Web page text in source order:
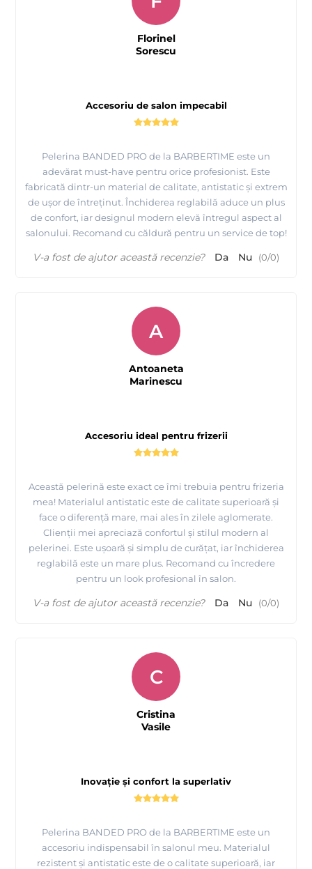
Accesoriu de salon impecabil
Pelerina BANDED PRO de la BARBERTIME este un
adevărat must-have pentru orice profesionist. Este
fabricată dintr-un material de calitate, antistatic și extrem
de ușor de întreținut. Închiderea reglabilă aduce un plus
de confort, iar designul modern elevă întregul aspect al
salonului. Recomand cu căldură pentru un service de top!
Florinel
Sorescu
V-a fost de ajutor această recenzie? Da Nu (0/0)
Accesoriu ideal pentru frizerii
Această pelerină este exact ce îmi trebuia pentru frizeria
mea! Materialul antistatic este de calitate superioară și
face o diferență mare, mai ales în zilele aglomerate.
Clienții mei apreciază confortul și stilul modern al
pelerinei. Este ușoară și simplu de curățat, iar închiderea
reglabilă este un mare plus. Recomand cu încredere
pentru un look profesional în salon.
A
Antoaneta
Marinescu
V-a fost de ajutor această recenzie? Da Nu (0/0)
Inovație și confort la superlativ
Pelerina BANDED PRO de la BARBERTIME este un
accesoriu indispensabil în salonul meu. Materialul
rezistent și antistatic este de o calitate superioară, iar
C
Cristina
Vasile